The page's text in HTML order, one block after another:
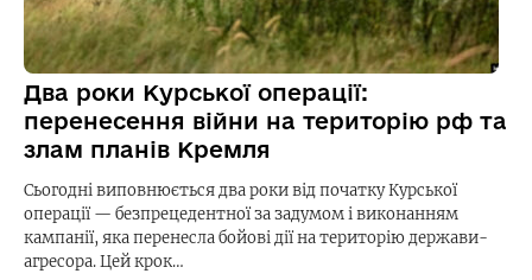
Два роки Курської операції:
перенесення війни на територію рф та
злам планів Кремля
Сьогодні виповнюється два роки від початку Курської
операції — безпрецедентної за задумом і виконанням
кампанії, яка перенесла бойові дії на територію держави-
агресора. Цей крок…